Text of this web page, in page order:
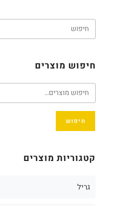
חיפוש מוצרים
חיפוש
קטגוריות מוצרים
גריל